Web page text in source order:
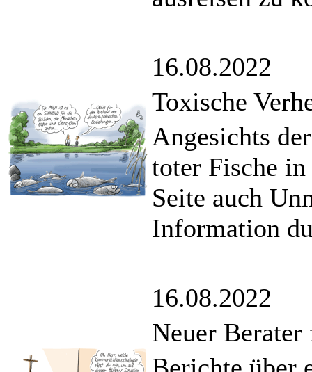
16.08.2022
Toxische
Angesichts
toter Fische
Seite auch
Information
16.08.2022
Neuer